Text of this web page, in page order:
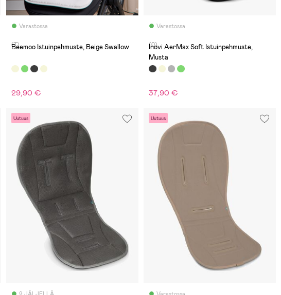
Varastossa
(7)
Beemoo Istuinpehmuste, Beige Swallow
29,90 €
Varastossa
(0)
Inovi AerMax Soft Istuinpehmuste,
Musta
37,90 €
Uutuus Uutuus